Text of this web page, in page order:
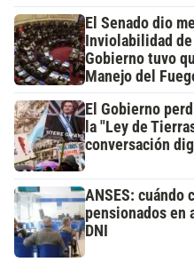
El Senado dio
Inviolabilidad
Gobierno tuvo
Manejo del
El Gobierno
la "Ley de
conversación
ANSES: cuándo
pensionados en
DNI